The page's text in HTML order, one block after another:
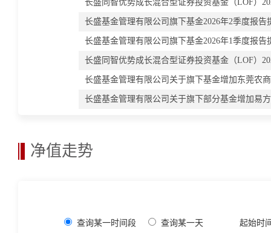
长盛同智优势成长混合型证券投资基金（LOF）
长盛基金管理有限公司旗下基金2026年2季度报告
长盛基金管理有限公司旗下基金2026年1季度报告
长盛同智优势成长混合型证券投资基金（LOF）
长盛基金管理有限公司关于旗下基金增加东莞农
长盛基金管理有限公司关于旗下部分基金增加易
净值走势
查询某一时间段 查询某一天 起始时